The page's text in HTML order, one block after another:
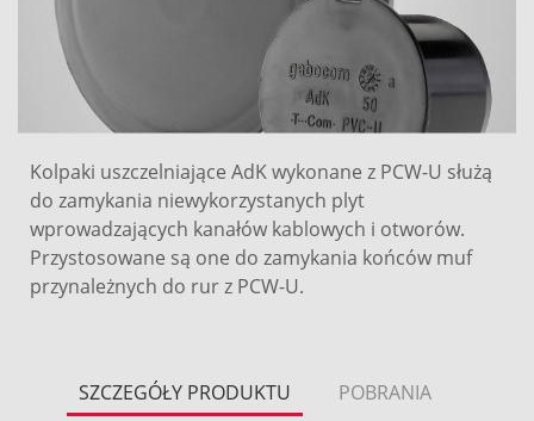
Kolpaki uszczelniające AdK wykonane z PCW-U służą
do zamykania niewykorzystanych plyt
wprowadzających kanałów kablowych i otworów.
Przystosowane są one do zamykania końców muf
przynależnych do rur z PCW-U.
SZCZEGÓŁY PRODUKTU
POBRANIA